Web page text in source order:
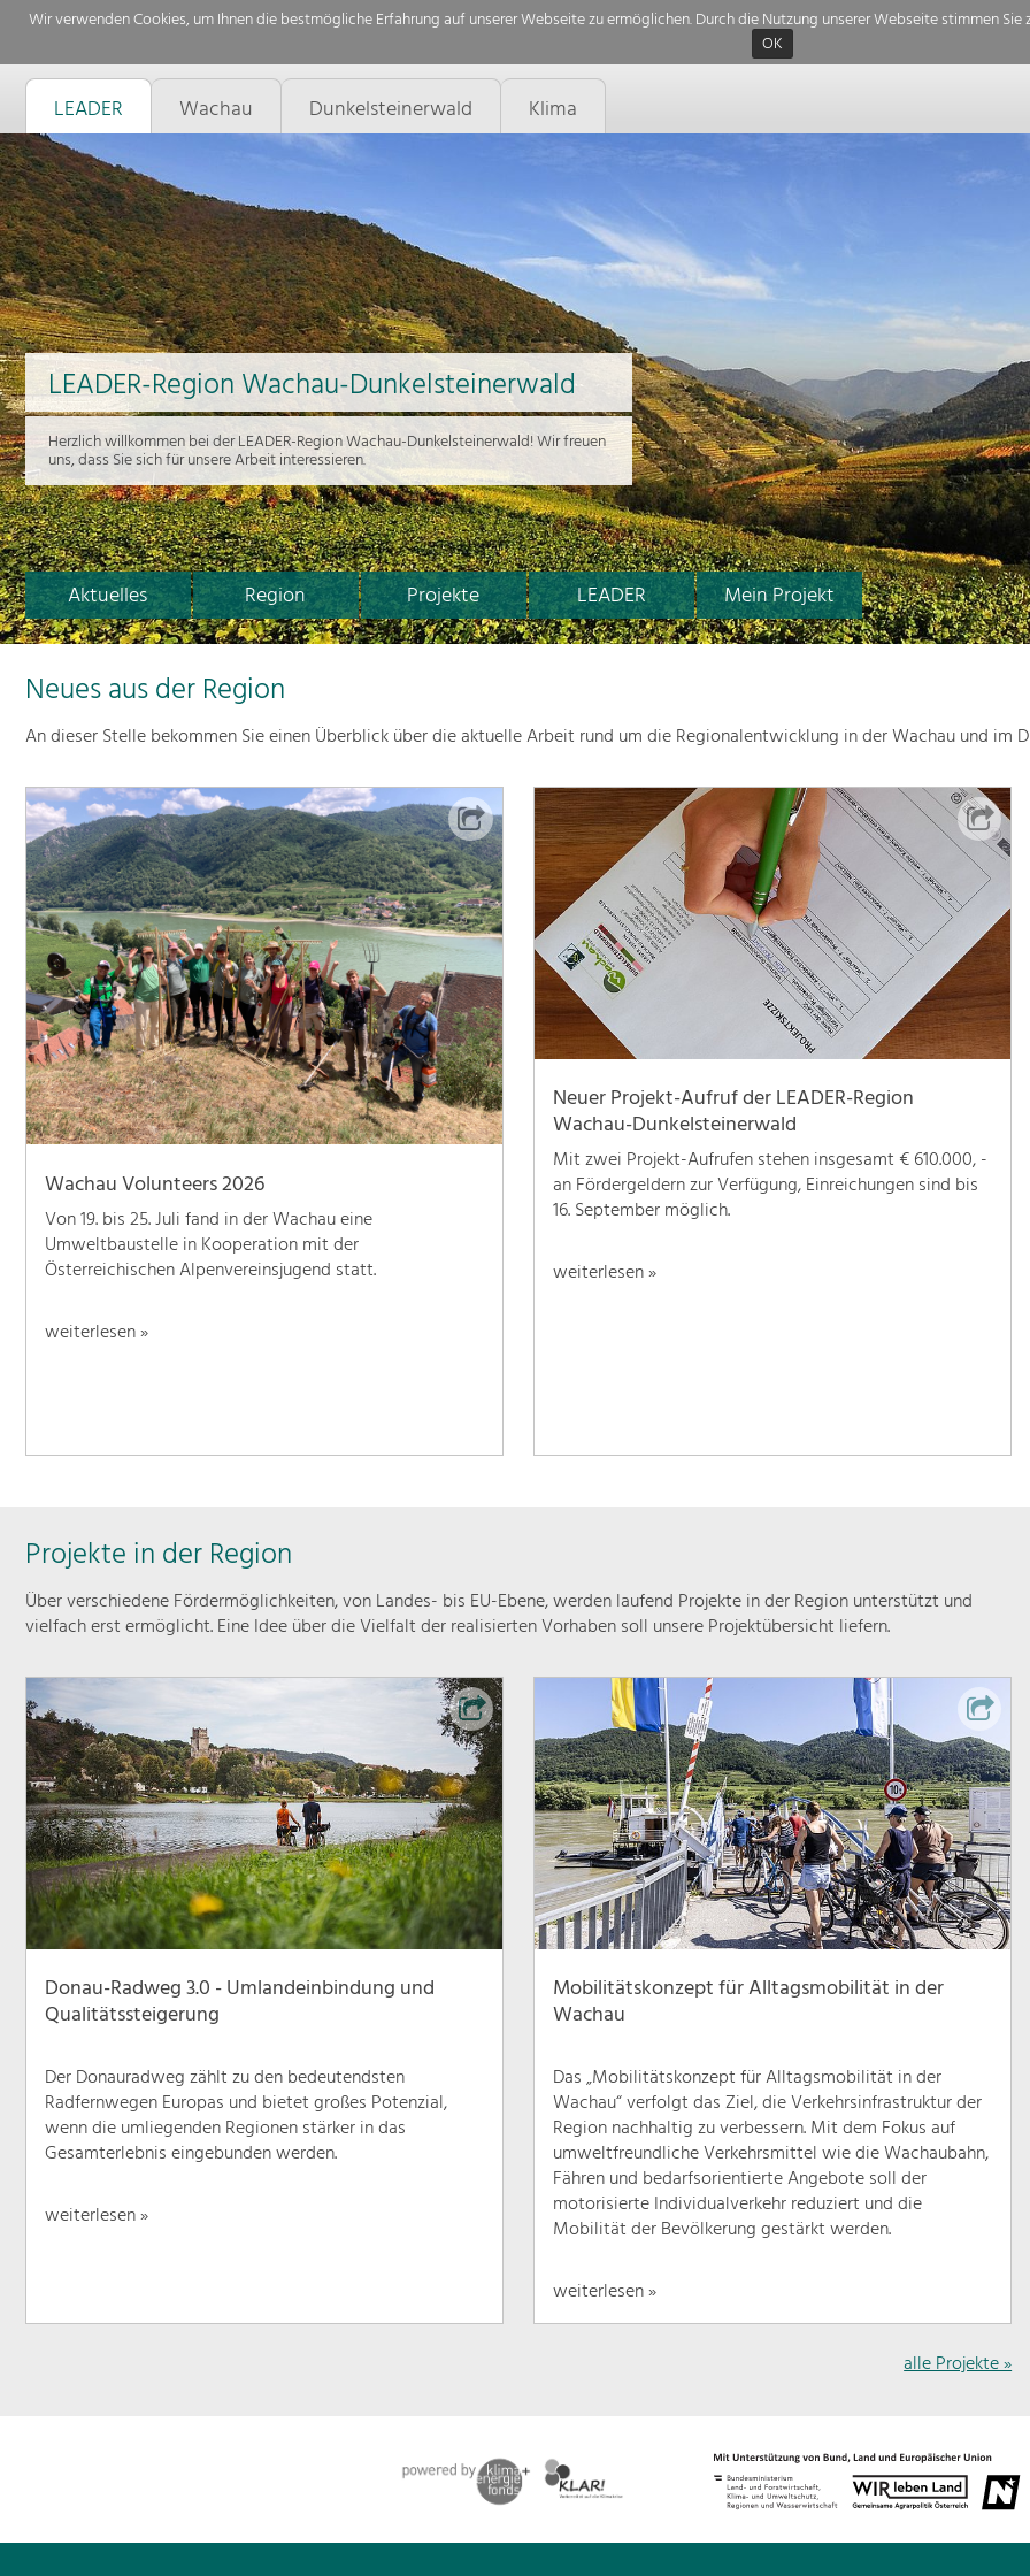
Wir verwenden Cookies, um Ihnen die bestmögliche Erfahrung auf unserer Webseite zu ermöglichen. Durch die Nutzung unserer Webseite stimmen
OK
LEADER Wachau Dunkelsteinerwald Klima
Aktuelles Region Projekte LEADER Mein Projekt
LEADER-Region Wachau-Dunkelsteinerwald
Herzlich willkommen bei der LEADER-Region Wachau-Dunkelsteinerwald! Wir freuen
uns, dass Sie sich für unsere Arbeit interessieren.
Neues aus der Region
An dieser Stelle bekommen Sie einen Überblick über die aktuelle Arbeit rund um die Regionalentwicklung in der Wachau und im
Wachau Volunteers 2026
Von 19. bis 25. Juli fand in der Wachau eine
Umweltbaustelle in Kooperation mit der
Österreichischen Alpenvereinsjugend statt.
weiterlesen »
Neuer Projekt-Aufruf der LEADER-Region
Wachau-Dunkelsteinerwald
Mit zwei Projekt-Aufrufen stehen insgesamt € 610.000, -
an Fördergeldern zur Verfügung, Einreichungen sind bis
16. September möglich.
weiterlesen »
Projekte in der Region
Über verschiedene Fördermöglichkeiten, von Landes- bis EU-Ebene, werden laufend Projekte in der Region unterstützt und
vielfach erst ermöglicht. Eine Idee über die Vielfalt der realisierten Vorhaben soll unsere Projektübersicht liefern.
Donau-Radweg 3.0 - Umlandeinbindung und
Qualitätssteigerung
Der Donauradweg zählt zu den bedeutendsten
Radfernwegen Europas und bietet großes Potenzial,
wenn die umliegenden Regionen stärker in das
Gesamterlebnis eingebunden werden.
weiterlesen »
Mobilitätskonzept für Alltagsmobilität in der
Wachau
Das „Mobilitätskonzept für Alltagsmobilität in der
Wachau“ verfolgt das Ziel, die Verkehrsinfrastruktur der
Region nachhaltig zu verbessern. Mit dem Fokus auf
umweltfreundliche Verkehrsmittel wie die Wachaubahn,
Fähren und bedarfsorientierte Angebote soll der
motorisierte Individualverkehr reduziert und die
Mobilität der Bevölkerung gestärkt werden.
weiterlesen »
alle Projekte »